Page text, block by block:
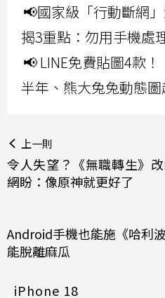
📢國家級「行動斷網
揭3重點：勿用手機處
📢 LINE免費貼圖4款
半年、熊大兔兔動態圖
上一則
令人失望？《無職轉生》
網盼：像原神就更好了
Android手機也能施《哈利
能脫離麻瓜
iPhone 18